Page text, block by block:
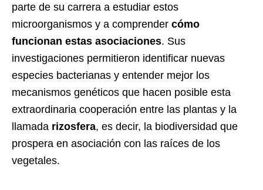
parte de su carrera a estudiar estos
microorganismos y a comprender cómo
funcionan estas asociaciones. Sus
investigaciones permitieron identificar nuevas
especies bacterianas y entender mejor los
mecanismos genéticos que hacen posible esta
extraordinaria cooperación entre las plantas y la
llamada rizosfera, es decir, la biodiversidad que
prospera en asociación con las raíces de los
vegetales.